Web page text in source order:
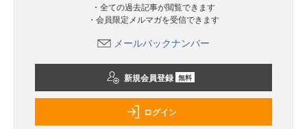
・全ての過去記事が閲覧できます
・会員限定メルマガを受信できます
メールバックナンバー
新規会員登録 無料
ログイン